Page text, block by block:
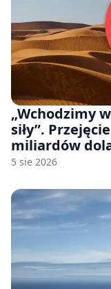
„Wchodzimy
siły”.
miliardów
5 sie 2026